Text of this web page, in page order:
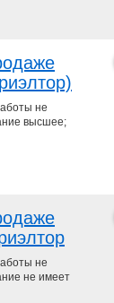
не
высшее;
не
не имеет